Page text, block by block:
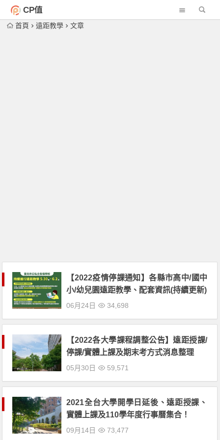
CP值
首頁 遠距教學 文章
【2022疫情停課通知】各縣市高中/國中
小/幼兒園遠距教學、配套資訊(持續更新)
06月24日 34,698
【2022各大學課程調整公告】遠距授課/
停課/實體上課及期末考方式消息整理
05月30日 59,571
2021全台大學開學日延後、遠距授課、
實體上課及110學年度行事曆集合！
09月14日 73,477